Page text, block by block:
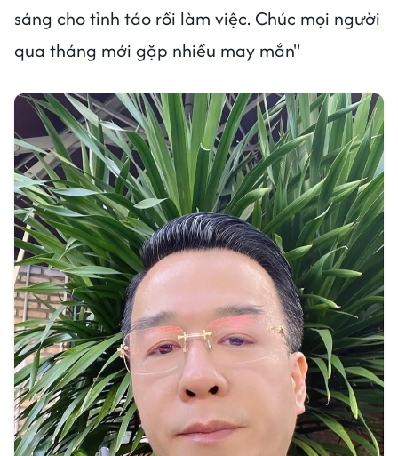
sáng cho tỉnh táo rồi làm việc. Chúc mọi người
qua tháng mới gặp nhiều may mắn"